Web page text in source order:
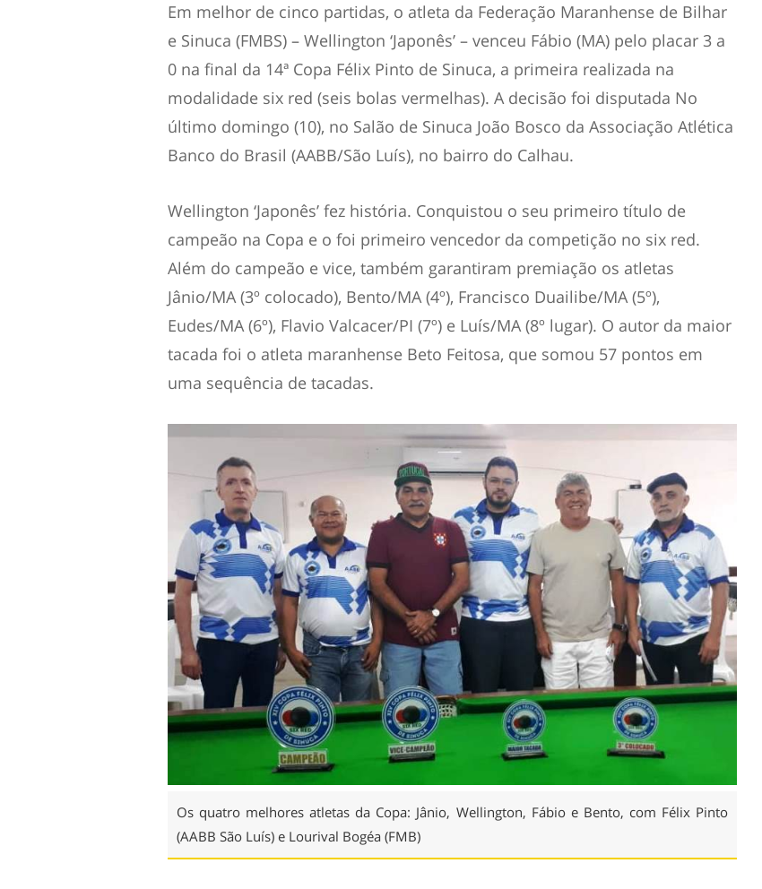
Em melhor de cinco partidas, o atleta da Federação Maranhense de Bilhar
e Sinuca (FMBS) – Wellington ‘Japonês’ – venceu Fábio (MA) pelo placar 3 a
0 na final da 14ª Copa Félix Pinto de Sinuca, a primeira realizada na
modalidade six red (seis bolas vermelhas). A decisão foi disputada No
último domingo (10), no Salão de Sinuca João Bosco da Associação Atlética
Banco do Brasil (AABB/São Luís), no bairro do Calhau.
Wellington ‘Japonês’ fez história. Conquistou o seu primeiro título de
campeão na Copa e o foi primeiro vencedor da competição no six red.
Além do campeão e vice, também garantiram premiação os atletas
Jânio/MA (3º colocado), Bento/MA (4º), Francisco Duailibe/MA (5º),
Eudes/MA (6º), Flavio Valcacer/PI (7º) e Luís/MA (8º lugar). O autor da maior
tacada foi o atleta maranhense Beto Feitosa, que somou 57 pontos em
uma sequência de tacadas.
Os quatro melhores atletas da Copa: Jânio, Wellington, Fábio e Bento, com Félix Pinto
(AABB São Luís) e Lourival Bogéa (FMB)